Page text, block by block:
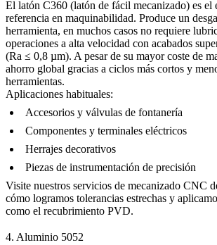
El latón C360 (latón de fácil mecanizado) es el
referencia en maquinabilidad. Produce un
herramienta, en muchos casos no requiere
operaciones a alta velocidad con acabados
(Ra ≤ 0,8 µm). A pesar de su mayor coste de
ahorro global gracias a ciclos más cortos y
herramientas.
Aplicaciones habituales:
Accesorios y válvulas de fontanería
Componentes y terminales eléctricos
Herrajes decorativos
Piezas de instrumentación de precisión
Visite nuestros servicios de mecanizado CNC
cómo logramos tolerancias estrechas y
como el recubrimiento PVD.
4. Aluminio 5052